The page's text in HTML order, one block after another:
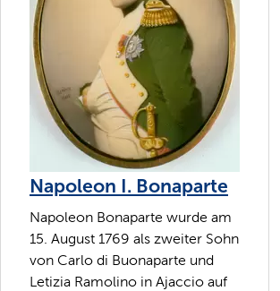
Napoleon I. Bonaparte
Napoleon Bonaparte wurde am
15. August 1769 als zweiter Sohn
von Carlo di Buonaparte und
Letizia Ramolino in Ajaccio auf